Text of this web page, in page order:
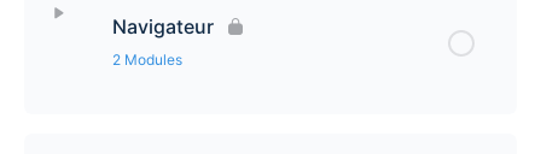
Navigateur
2 Modules